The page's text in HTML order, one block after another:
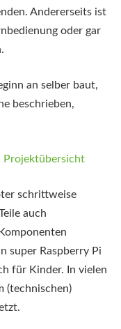
Andererseits ist
oder gar
an selber baut,
beschrieben,
Projektübersicht
schrittweise
auch
super Raspberry Pi
für Kinder. In vielen
(technischen)